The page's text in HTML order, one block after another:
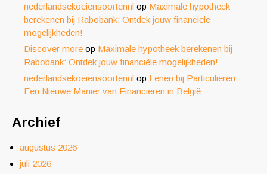
nederlandsekoeiensoortennl op Maximale hypotheek
berekenen bij Rabobank: Ontdek jouw financiële
mogelijkheden!
Discover more op Maximale hypotheek berekenen bij
Rabobank: Ontdek jouw financiële mogelijkheden!
nederlandsekoeiensoortennl op Lenen bij Particulieren:
Een Nieuwe Manier van Financieren in België
Archief
augustus 2026
juli 2026